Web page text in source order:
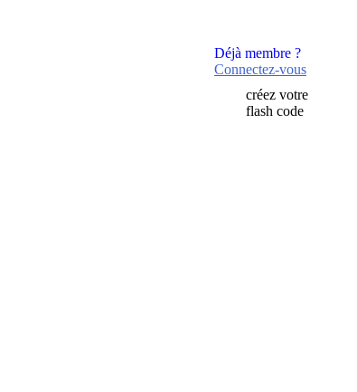
Déjà membre ?
Connectez-vous
créez votre
flash code